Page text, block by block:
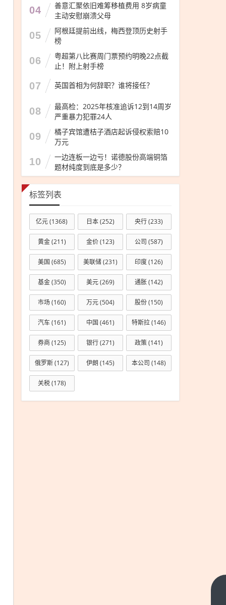
04
善意汇聚依旧难筹移植费用 8岁病童
主动安慰崩溃父母
05
阿根廷提前出线，梅西登顶历史射手
榜
06
粤超第八比赛周门票预约明晚22点截
止！附上射手榜
07 英国首相为何辞职？谁将接任？
08
最高检：2025年核准追诉12到14周岁
严重暴力犯罪24人
09
橘子宾馆遭桔子酒店起诉侵权索赔10
万元
10
一边连板一边亏！诺德股份高端铜箔
题材纯度到底是多少？
标签列表
亿元(1368) 日本(252) 央行(233)
黄金(211) 金价(123) 公司 (587)
美国 (685) 美联储(231) 印度(126)
基金(350) 美元(269) 通胀(142)
市场(160) 万元(504) 股份(150)
汽车(161) 中国 (461) 特斯拉(146)
券商(125) 银行(271) 政策(141)
俄罗斯(127) 伊朗 (145) 本公司 (148)
关税(178)